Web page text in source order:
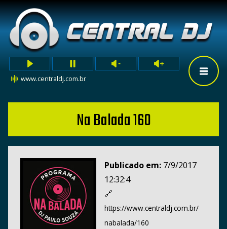
www.centraldj.com.br
Na Balada 160
Publicado em: 7/9/2017
12:32:4
🔗
https://www.centraldj.com.br/
nabalada/160